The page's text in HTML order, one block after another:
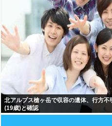
北アルプス槍ヶ岳で収容の遺体、行方
(19歳)と確認